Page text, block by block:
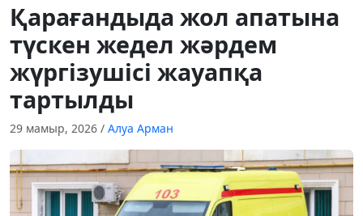
Қарағандыда жол апатына
түскен жедел жәрдем
жүргізушісі жауапқа
тартылды
29 мамыр, 2026 / Алуа Арман